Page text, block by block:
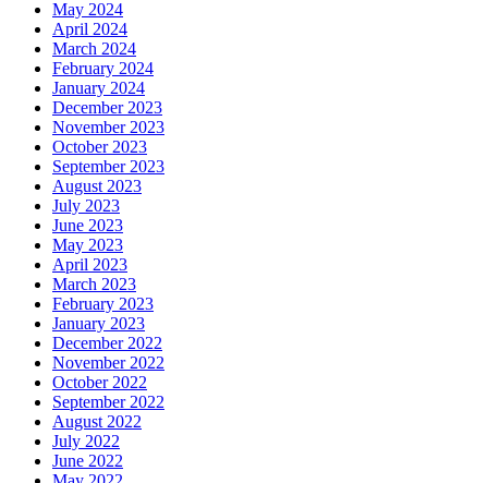
May 2024
April 2024
March 2024
February 2024
January 2024
December 2023
November 2023
October 2023
September 2023
August 2023
July 2023
June 2023
May 2023
April 2023
March 2023
February 2023
January 2023
December 2022
November 2022
October 2022
September 2022
August 2022
July 2022
June 2022